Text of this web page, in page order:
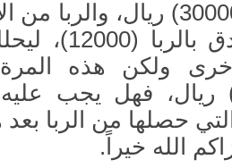
أن يتصدق
ولكن هذه
التي حصلها من الربا
الله خيراً.